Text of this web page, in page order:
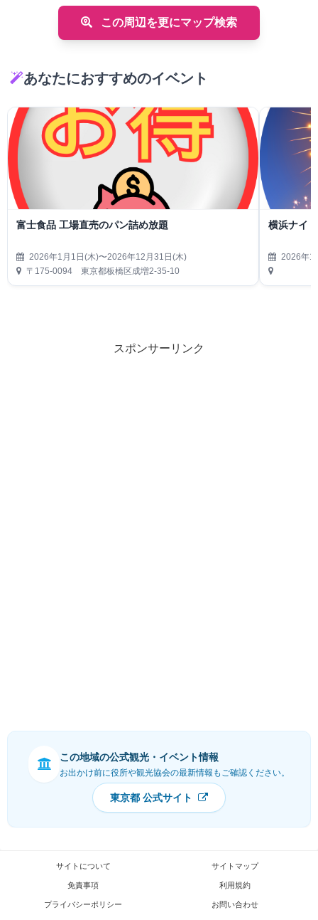
この周辺を更にマップ検索
あなたにおすすめのイベント
富士食品 工場直売のパン詰め放題
2026年1月1日(木)〜2026年12月31日(木)
〒175-0094 東京都板橋区成増2-35-10
横浜ナイ
2026年1
スポンサーリンク
この地域の公式観光・イベント情報
お出かけ前に役所や観光協会の最新情報もご確認ください。
東京都 公式サイト
サイトについて サイトマップ
免責事項 利用規約
プライバシーポリシー お問い合わせ